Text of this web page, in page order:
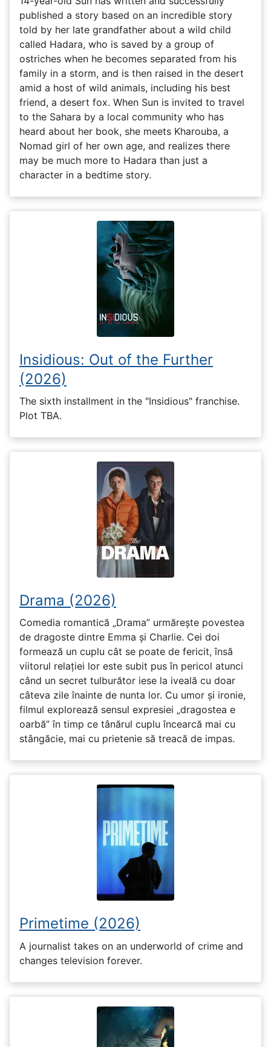
published a story based on an incredible story
told by her late grandfather about a wild child
called Hadara, who is saved by a group of
ostriches when he becomes separated from his
family in a storm, and is then raised in the desert
amid a host of wild animals, including his best
friend, a desert fox. When Sun is invited to travel
to the Sahara by a local community who has
heard about her book, she meets Kharouba, a
Nomad girl of her own age, and realizes there
may be much more to Hadara than just a
character in a bedtime story.
Insidious: Out of the Further
(2026)
The sixth installment in the "Insidious" franchise.
Plot TBA.
Drama (2026)
Comedia romantică „Drama” urmărește povestea
de dragoste dintre Emma și Charlie. Cei doi
formează un cuplu cât se poate de fericit, însă
viitorul relației lor este subit pus în pericol atunci
când un secret tulburător iese la iveală cu doar
câteva zile înainte de nunta lor. Cu umor și ironie,
filmul explorează sensul expresiei „dragostea e
oarbă” în timp ce tânărul cuplu încearcă mai cu
stângăcie, mai cu prietenie să treacă de impas.
Primetime (2026)
A journalist takes on an underworld of crime and
changes television forever.